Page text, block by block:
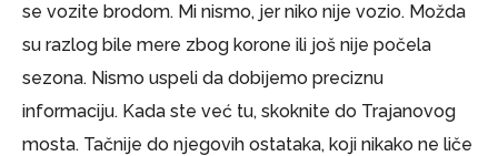
se vozite brodom. Mi nismo, jer niko nije vozio. Možda
su razlog bile mere zbog korone ili još nije počela
sezona. Nismo uspeli da dobijemo preciznu
informaciju. Kada ste već tu, skoknite do Trajanovog
mosta. Tačnije do njegovih ostataka, koji nikako ne liče